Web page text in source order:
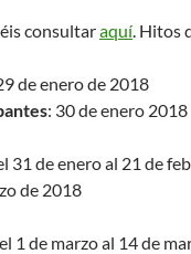
consultaraquí. Hitos
de enero de 2018
: 30 de enero 2018
31 de enero al 21 de
de 2018
1 de marzo al 14 de